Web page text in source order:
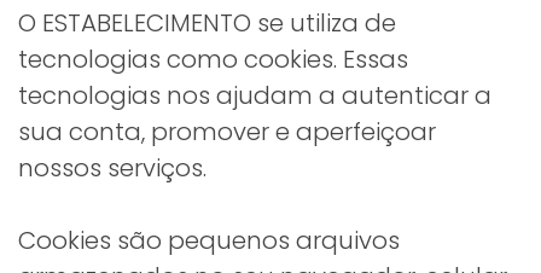
O ESTABELECIMENTO se utiliza de
tecnologias como cookies. Essas
tecnologias nos ajudam a autenticar a
sua conta, promover e aperfeiçoar
nossos serviços.
Cookies são pequenos arquivos